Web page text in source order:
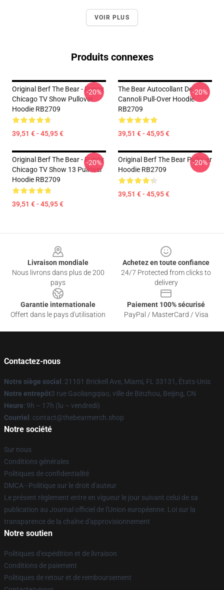
VOIR PLUS
Produits connexes
Original Berf The Bear - Funny
Chicago TV Show Pullover
Hoodie RB2709
39,51 € - 45,95 €
-20%
The Bear Autocollant De
Cannoli Pull-Over Hoodie
RB2709
39,51 € - 45,95 €
-20%
Original Berf The Bear - Funny
Chicago TV Show 13 Pullover
Hoodie RB2709
39,51 € - 45,95 €
-20%
Original Berf The Bear Pullover
Hoodie RB2709
39,51 € - 45,95 €
-20%
Livraison mondiale
Nous livrons dans plus de 200
pays
Achetez en toute confiance
24/7 Protected from clicks to
delivery
Garantie internationale
Offert dans le pays d'utilisation
Paiement 100% sécurisé
PayPal / MasterCard / Visa
Contactez-nous
Notre siège social : 21101 Brickell Ave, Miami, FL 33131, États-Unis
Notre entrepôt3 rue Gaoliangqiao, ville de Binzhou, Beijing, CN
Heure: 9h – 17h (lu – vendredi)
Courriel : contact@thebearmerch.shop
Notre société
Sur nous
Conditions générales
Politiques de confidentialité
DMCA - Politique sur le droit d'auteur
Le présent règlement entre en vigueur le jour suivant celui de sa
publication au Journal officiel de l'Union européenne. Loi sur la
transparence de la chaîne d'approvisionnement
Notre soutien
Politiques d'expédition et de livraison
Conditions de paiement
Politiques de retour et de remboursement